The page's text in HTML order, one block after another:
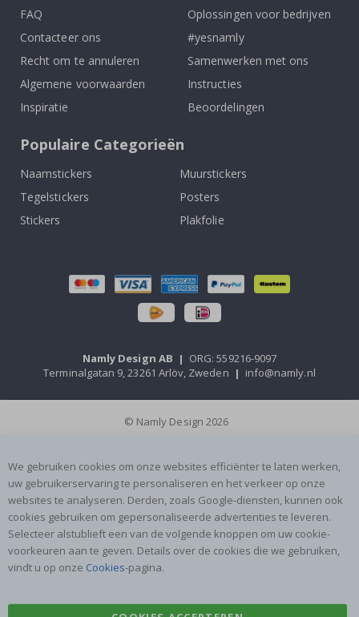
FAQ
Contacteer ons
Recht om te annuleren
Algemene voorwaarden
Inspiratie
Oplossingen voor bedrijven
#yesnamly
Samenwerken met ons
Instructies
Beoordelingen
Populaire Categorieën
Naamstickers
Muurstickers
Tegelstickers
Posters
Stickers
Plakfolie
Namly Design AB | ORG: 559216-9097
Terminalgatan 9, 23261 Arlöv, Zweden | info@namly.nl
© Namly Design 2026
We gebruiken cookies om onze websites efficiënter te laten werken,
uw gebruikerservaring te personaliseren en het verkeer op onze
websites te analyseren. Derden, zoals Google-diensten, kunnen ook
cookies gebruiken om gepersonaliseerde advertenties te leveren.
Selecteer alstublieft een van de volgende knoppen om uw cookie-
voorkeuren aan te geven. Details over de cookies die we gebruiken,
vindt u op onze Cookies-pagina.